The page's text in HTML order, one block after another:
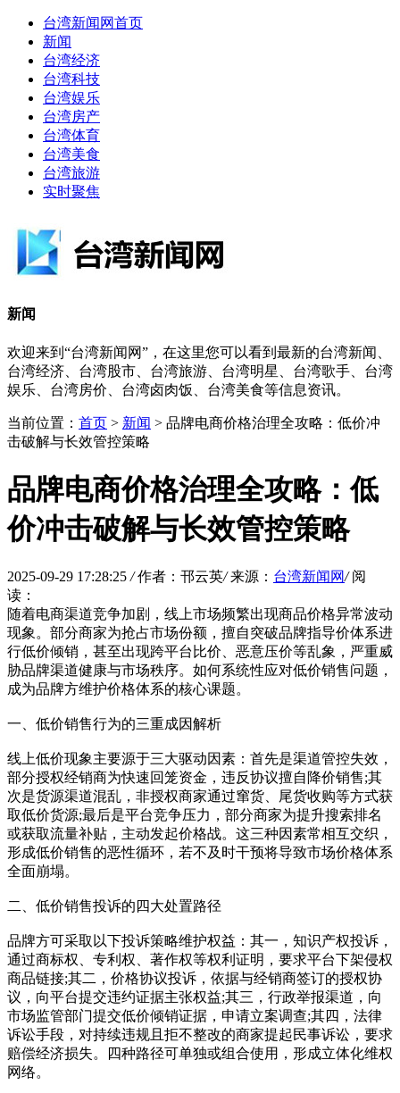
台湾新闻网首页
新闻
台湾经济
台湾科技
台湾娱乐
台湾房产
台湾体育
台湾美食
台湾旅游
实时聚焦
新闻
欢迎来到“台湾新闻网”，在这里您可以看到最新的台湾新闻、
台湾经济、台湾股市、台湾旅游、台湾明星、台湾歌手、台湾
娱乐、台湾房价、台湾卤肉饭、台湾美食等信息资讯。
当前位置： 首页 > 新闻 > 品牌电商价格治理全攻略：低价冲
击破解与长效管控策略
品牌电商价格治理全攻略：低
价冲击破解与长效管控策略
2025-09-29 17:28:25/ 作者：邗云英/ 来源： 台湾新闻网/ 阅
读：
随着电商渠道竞争加剧，线上市场频繁出现商品价格异常波动
现象。部分商家为抢占市场份额，擅自突破品牌指导价体系进
行低价倾销，甚至出现跨平台比价、恶意压价等乱象，严重威
胁品牌渠道健康与市场秩序。如何系统性应对低价销售问题，
成为品牌方维护价格体系的核心课题。
一、低价销售行为的三重成因解析
线上低价现象主要源于三大驱动因素：首先是渠道管控失效，
部分授权经销商为快速回笼资金，违反协议擅自降价销售;其
次是货源渠道混乱，非授权商家通过窜货、尾货收购等方式获
取低价货源;最后是平台竞争压力，部分商家为提升搜索排名
或获取流量补贴，主动发起价格战。这三种因素常相互交织，
形成低价销售的恶性循环，若不及时干预将导致市场价格体系
全面崩塌。
二、低价销售投诉的四大处置路径
品牌方可采取以下投诉策略维护权益：其一，知识产权投诉，
通过商标权、专利权、著作权等权利证明，要求平台下架侵权
商品链接;其二，价格协议投诉，依据与经销商签订的授权协
议，向平台提交违约证据主张权益;其三，行政举报渠道，向
市场监管部门提交低价倾销证据，申请立案调查;其四，法律
诉讼手段，对持续违规且拒不整改的商家提起民事诉讼，要求
赔偿经济损失。四种路径可单独或组合使用，形成立体化维权
网络。